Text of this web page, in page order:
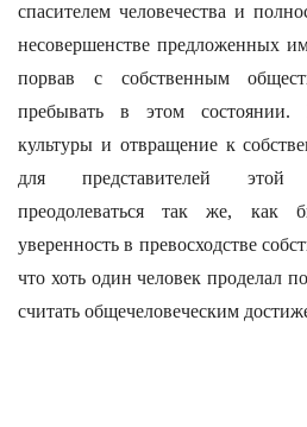
спасителем человечества и
несовершенстве предложенных
порвав с собственным
пребывать в этом состоянии.
культуры и отвращение к
для представителей
преодолеваться так же, как
уверенность в превосходстве
что хоть один человек проделал
считать общечеловеческим